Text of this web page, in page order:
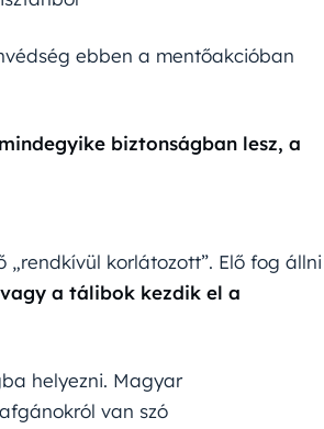
ebben a mentőakcióban
biztonságban lesz, a
korlátozott”. Elő fog állni
vagy a tálibok kezdik el a
helyezni. Magyar
van szó